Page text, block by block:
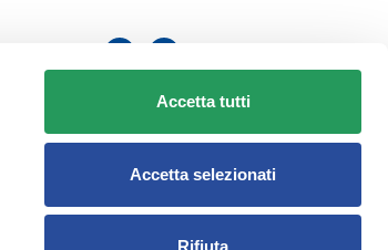
Accetta tutti
Accetta selezionati
Rifiuta